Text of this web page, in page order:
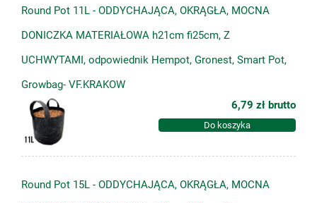
Round Pot 11L - ODDYCHAJĄCA, OKRĄGŁA, MOCNA
DONICZKA MATERIAŁOWA h21cm fi25cm, Z
UCHWYTAMI, odpowiednik Hempot, Gronest, Smart Pot,
Growbag- VF.KRAKOW
6,79 zł brutto
Do koszyka
Round Pot 15L - ODDYCHAJĄCA, OKRĄGŁA, MOCNA